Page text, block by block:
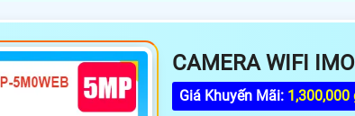
CAMERA WIFI
Giá Khuyến Mãi: 1,300,000